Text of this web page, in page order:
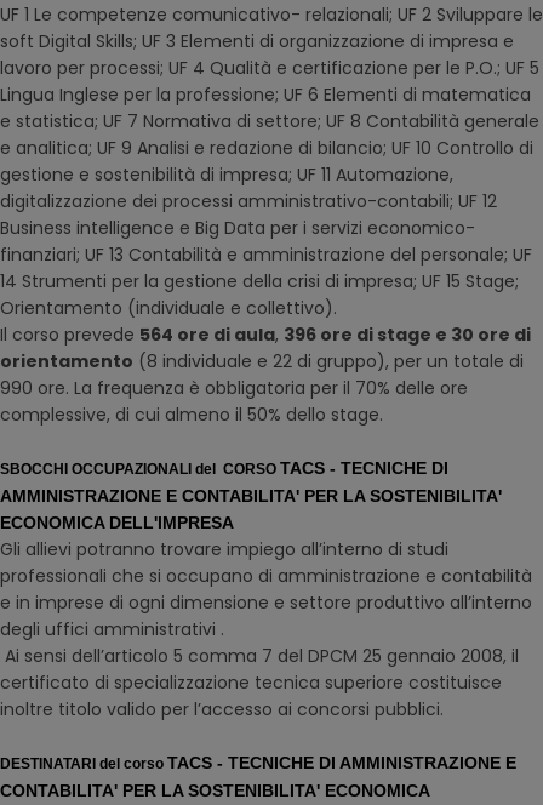
UF 1 Le competenze comunicativo- relazionali; UF 2 Sviluppare le
soft Digital Skills; UF 3 Elementi di organizzazione di impresa e
lavoro per processi; UF 4 Qualità e certificazione per le P.O.; UF 5
Lingua Inglese per la professione; UF 6 Elementi di matematica
e statistica; UF 7 Normativa di settore; UF 8 Contabilità generale
e analitica; UF 9 Analisi e redazione di bilancio; UF 10 Controllo di
gestione e sostenibilità di impresa; UF 11 Automazione,
digitalizzazione dei processi amministrativo-contabili; UF 12
Business intelligence e Big Data per i servizi economico-
finanziari; UF 13 Contabilità e amministrazione del personale; UF
14 Strumenti per la gestione della crisi di impresa; UF 15 Stage;
Orientamento (individuale e collettivo).
Il corso prevede 564 ore di aula, 396 ore di stage e 30 ore di
orientamento (8 individuale e 22 di gruppo), per un totale di
990 ore. La frequenza è obbligatoria per il 70% delle ore
complessive, di cui almeno il 50% dello stage.
SBOCCHI OCCUPAZIONALI del CORSO TACS - TECNICHE DI
AMMINISTRAZIONE E CONTABILITA' PER LA SOSTENIBILITA'
ECONOMICA DELL'IMPRESA
Gli allievi potranno trovare impiego all’interno di studi
professionali che si occupano di amministrazione e contabilità
e in imprese di ogni dimensione e settore produttivo all’interno
degli uffici amministrativi .
Ai sensi dell’articolo 5 comma 7 del DPCM 25 gennaio 2008, il
certificato di specializzazione tecnica superiore costituisce
inoltre titolo valido per l’accesso ai concorsi pubblici.
DESTINATARI del corso TACS - TECNICHE DI AMMINISTRAZIONE E
CONTABILITA' PER LA SOSTENIBILITA' ECONOMICA